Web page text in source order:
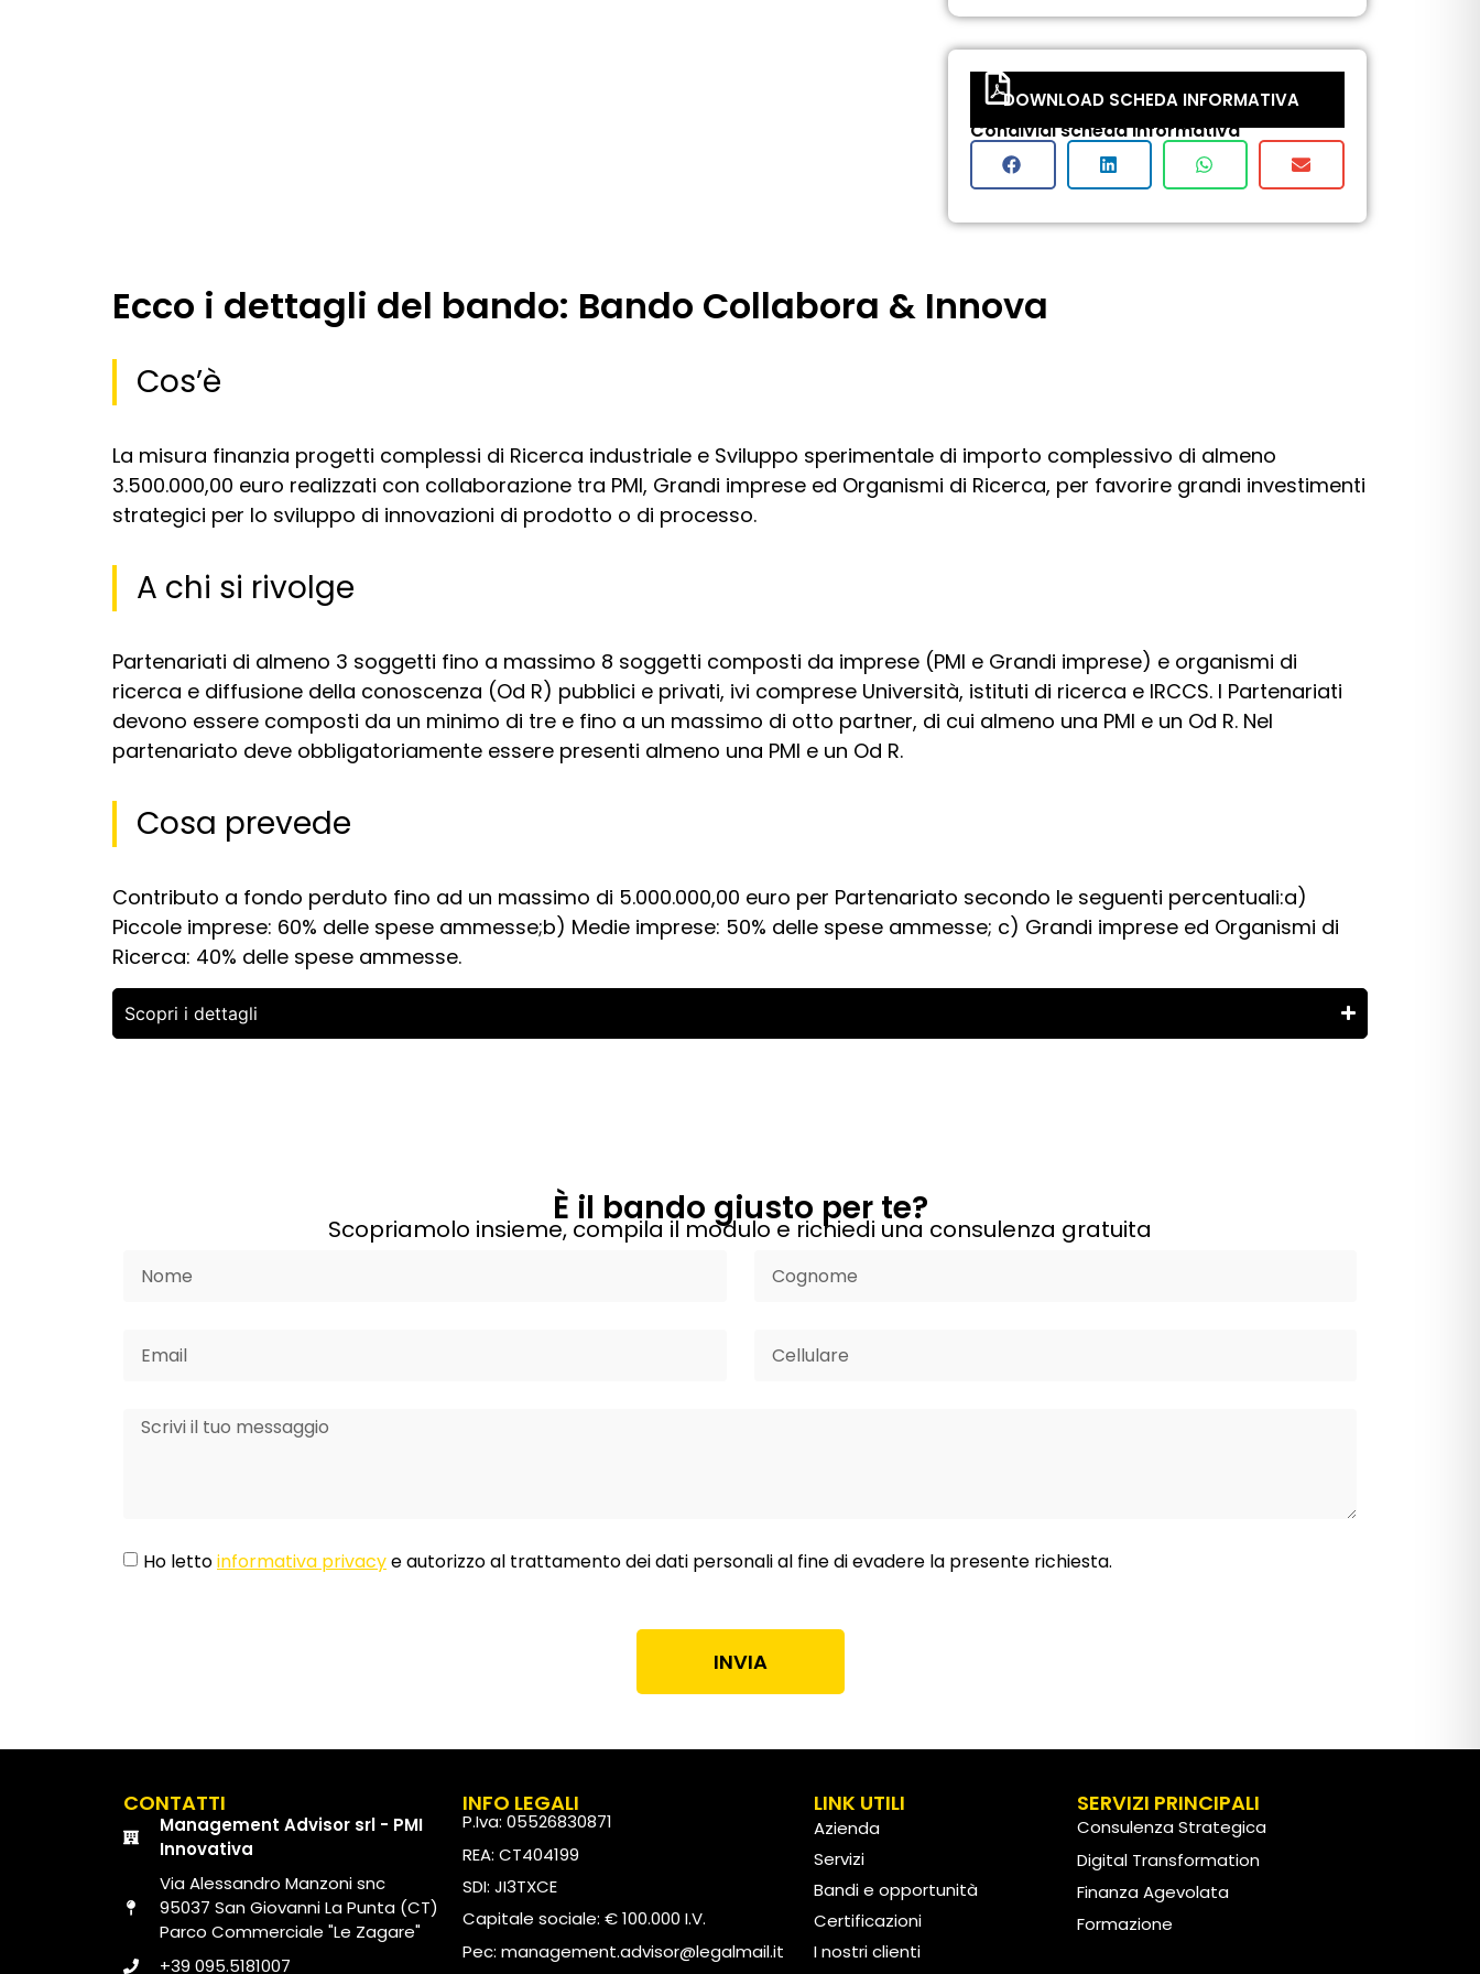
DOWNLOAD SCHEDA INFORMATIVA
Condividi scheda informativa
Ecco i dettagli del bando: Bando Collabora & Innova
Cos’è
La misura finanzia progetti complessi di Ricerca industriale e Sviluppo sperimentale di importo complessivo di almeno
3.500.000,00 euro realizzati con collaborazione tra PMI, Grandi imprese ed Organismi di Ricerca, per favorire grandi investimenti
strategici per lo sviluppo di innovazioni di prodotto o di processo.
A chi si rivolge
Partenariati di almeno 3 soggetti fino a massimo 8 soggetti composti da imprese (PMI e Grandi imprese) e organismi di
ricerca e diffusione della conoscenza (Od R) pubblici e privati, ivi comprese Università, istituti di ricerca e IRCCS. I Partenariati
devono essere composti da un minimo di tre e fino a un massimo di otto partner, di cui almeno una PMI e un Od R. Nel
partenariato deve obbligatoriamente essere presenti almeno una PMI e un Od R.
Cosa prevede
Contributo a fondo perduto fino ad un massimo di 5.000.000,00 euro per Partenariato secondo le seguenti percentuali:a)
Piccole imprese: 60% delle spese ammesse;b) Medie imprese: 50% delle spese ammesse; c) Grandi imprese ed Organismi di
Ricerca: 40% delle spese ammesse.
Scopri i dettagli
È il bando giusto per te?
Scopriamolo insieme, compila il modulo e richiedi una consulenza gratuita
Ho lettoinformativa privacye autorizzo al trattamento dei dati personali al fine di evadere la presente richiesta.
INVIA
CONTATTI
Management Advisor srl - PMI
Innovativa
Via Alessandro Manzoni snc
95037 San Giovanni La Punta (CT)
Parco Commerciale "Le Zagare"
+39 095.5181007
INFO LEGALI
P.Iva: 05526830871
REA: CT404199
SDI: JI3TXCE
Capitale sociale: € 100.000 I.V.
Pec: management.advisor@legalmail.it
LINK UTILI
Azienda
Servizi
Bandi e opportunità
Certificazioni
I nostri clienti
SERVIZI PRINCIPALI
Consulenza Strategica
Digital Transformation
Finanza Agevolata
Formazione